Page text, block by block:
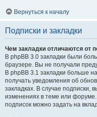
Вернуться к началу
Подписки и закладки
Чем закладки отличаются от
В phpBB 3.0 закладки были
браузере. Вы не получали
В phpBB 3.1 закладки больше
получать уведомления об
закладках. В случае подписки,
изменениях в теме или
подписок можно задать на